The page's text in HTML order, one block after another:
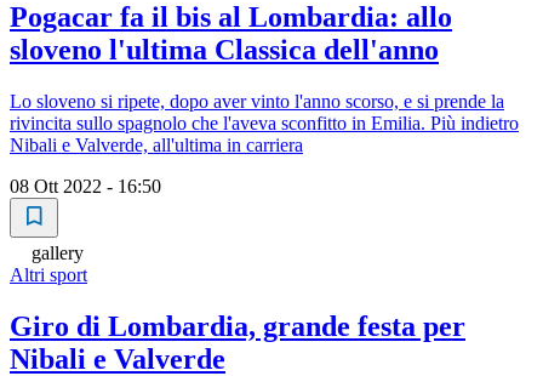
Pogacar fa il bis al Lombardia: allo
sloveno l'ultima Classica dell'anno
Lo sloveno si ripete, dopo aver vinto l'anno scorso, e si prende la
rivincita sullo spagnolo che l'aveva sconfitto in Emilia. Più indietro
Nibali e Valverde, all'ultima in carriera
08 Ott 2022 - 16:50
gallery
Altri sport
Giro di Lombardia, grande festa per
Nibali e Valverde